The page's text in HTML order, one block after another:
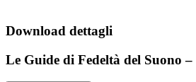
Download dettagli
Le Guide di Fedeltà del Suono –